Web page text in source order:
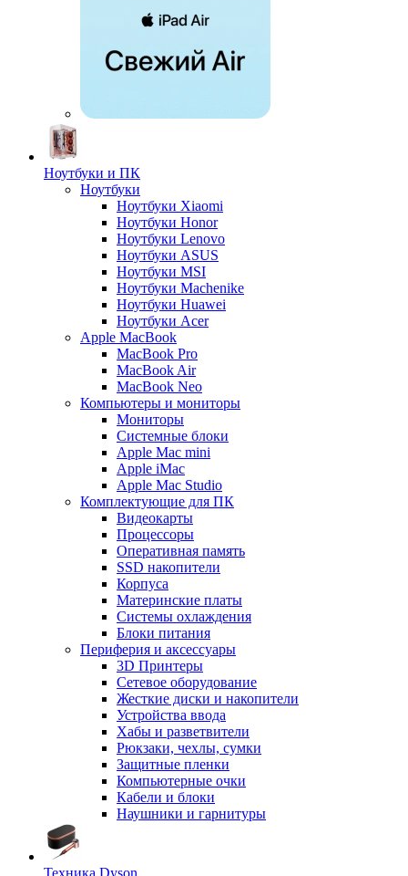
Ноутбуки и ПК
Ноутбуки
Ноутбуки Xiaomi
Ноутбуки Honor
Ноутбуки Lenovo
Ноутбуки ASUS
Ноутбуки MSI
Ноутбуки Machenike
Ноутбуки Huawei
Ноутбуки Acer
Apple MacBook
MacBook Pro
MacBook Air
MacBook Neo
Компьютеры и мониторы
Мониторы
Системные блоки
Apple Mac mini
Apple iMac
Apple Mac Studio
Комплектующие для ПК
Видеокарты
Процессоры
Оперативная память
SSD накопители
Корпуса
Материнские платы
Системы охлаждения
Блоки питания
Периферия и аксессуары
3D Принтеры
Сетевое оборудование
Жесткие диски и накопители
Устройства ввода
Хабы и разветвители
Рюкзаки, чехлы, сумки
Защитные пленки
Компьютерные очки
Кабели и блоки
Наушники и гарнитуры
Техника Dyson